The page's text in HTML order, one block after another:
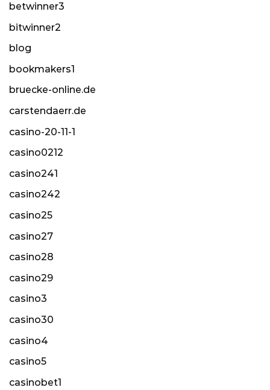
betwinner3
bitwinner2
blog
bookmakers1
bruecke-online.de
carstendaerr.de
casino-20-11-1
casino0212
casino241
casino242
casino25
casino27
casino28
casino29
casino3
casino30
casino4
casino5
casinobet1